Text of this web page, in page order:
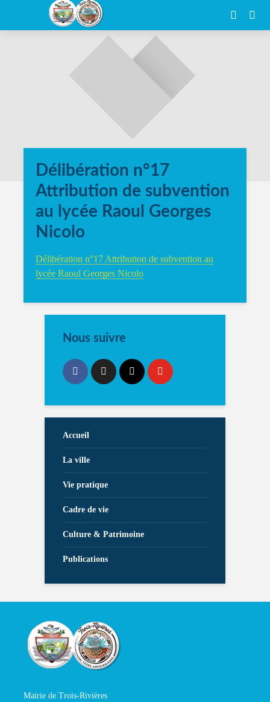
Délibération n°17
Attribution de subvention
au lycée Raoul Georges
Nicolo
Délibération n°17 Attribution de subvention au
lycée Raoul Georges Nicolo
Nous suivre
Accueil
La ville
Vie pratique
Cadre de vie
Culture & Patrimoine
Publications
Mairie de Trois-Rivières